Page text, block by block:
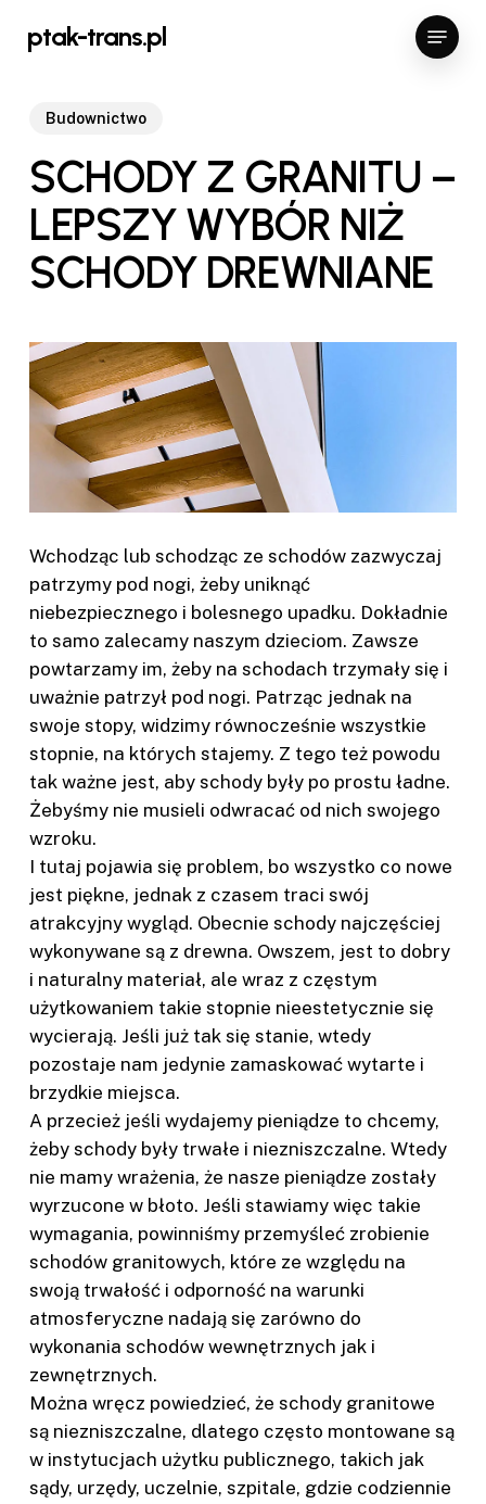
ptak-trans.pl Menu
Budownictwo
SCHODY Z GRANITU –
LEPSZY WYBÓR NIŻ
SCHODY DREWNIANE
Wchodząc lub schodząc ze schodów zazwyczaj
patrzymy pod nogi, żeby uniknąć
niebezpiecznego i bolesnego upadku. Dokładnie
to samo zalecamy naszym dzieciom. Zawsze
powtarzamy im, żeby na schodach trzymały się i
uważnie patrzył pod nogi. Patrząc jednak na
swoje stopy, widzimy równocześnie wszystkie
stopnie, na których stajemy. Z tego też powodu
tak ważne jest, aby schody były po prostu ładne.
Żebyśmy nie musieli odwracać od nich swojego
wzroku.
I tutaj pojawia się problem, bo wszystko co nowe
jest piękne, jednak z czasem traci swój
atrakcyjny wygląd. Obecnie schody najczęściej
wykonywane są z drewna. Owszem, jest to dobry
i naturalny materiał, ale wraz z częstym
użytkowaniem takie stopnie nieestetycznie się
wycierają. Jeśli już tak się stanie, wtedy
pozostaje nam jedynie zamaskować wytarte i
brzydkie miejsca.
A przecież jeśli wydajemy pieniądze to chcemy,
żeby schody były trwałe i niezniszczalne. Wtedy
nie mamy wrażenia, że nasze pieniądze zostały
wyrzucone w błoto. Jeśli stawiamy więc takie
wymagania, powinniśmy przemyśleć zrobienie
schodów granitowych, które ze względu na
swoją trwałość i odporność na warunki
atmosferyczne nadają się zarówno do
wykonania schodów wewnętrznych jak i
zewnętrznych.
Można wręcz powiedzieć, że schody granitowe
są niezniszczalne, dlatego często montowane są
w instytucjach użytku publicznego, takich jak
sądy, urzędy, uczelnie, szpitale, gdzie codziennie